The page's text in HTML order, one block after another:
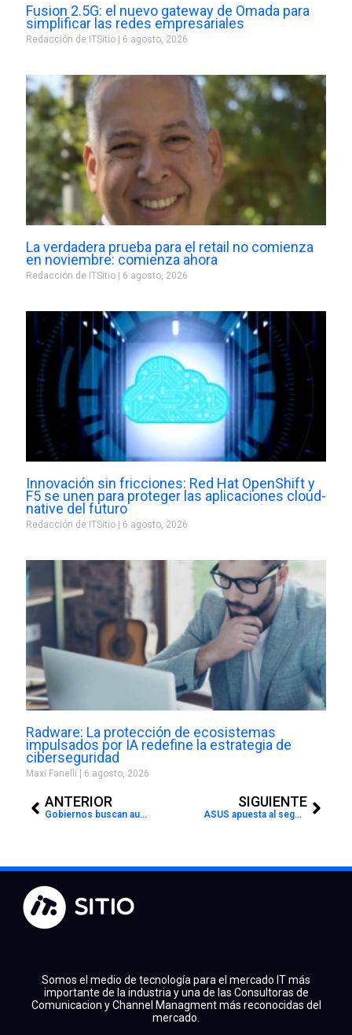
Fusion 2.5G: el nuevo gateway de Omada para
simplificar las redes empresariales
Redacción de ITSitio 6 agosto, 2026
La verdadera prueba para el retail no comienza
en noviembre: comienza ahora
Redacción de ITSitio 6 agosto, 2026
Innovación sin fricciones: Red Hat OpenShift y
F5 se unen para proteger las aplicaciones cloud-
native del futuro
Redacción de ITSitio 6 agosto, 2026
Radware: La protección de ecosistemas
impulsados por IA redefine la estrategia de
ciberseguridad
Maxi Fanelli 6 agosto, 2026
ANTERIOR
Gobiernos buscan automatizar procesos con IA agéntica mientras crecen preocupaciones por privacidad
SIGUIENTE
ASUS apuesta al segmento premium creativo con nuevos monitores OLED 4K de hasta 240Hz
Somos el medio de tecnología para el mercado IT más
importante de la industria y una de las Consultoras de
Comunicacion y Channel Managment más reconocidas del
mercado.